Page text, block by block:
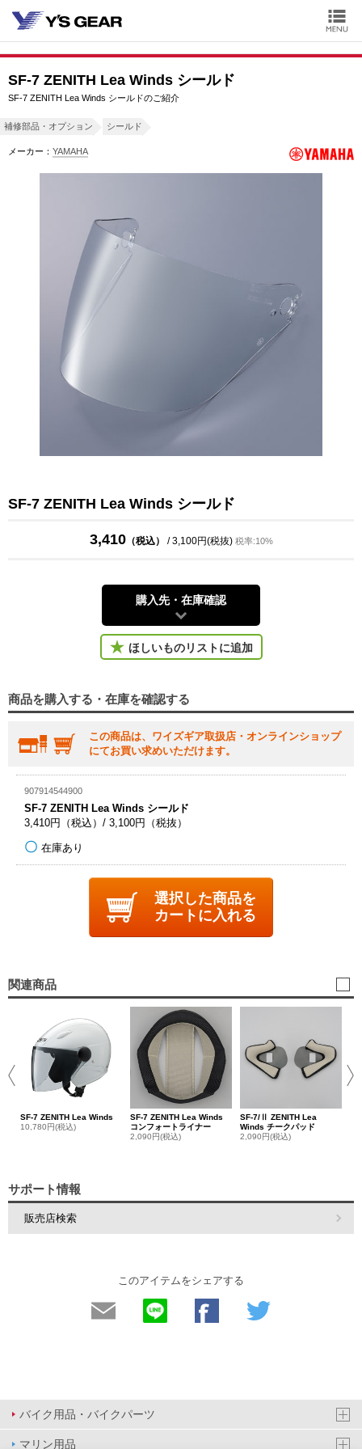
SF-7 ZENITH Lea Winds シールド
SF-7 ZENITH Lea Winds シールドのご紹介
補修部品・オプション シールド
メーカー： YAMAHA
SF-7 ZENITH Lea Winds シールド
3,410（税込） / 3,100円(税抜) 税率:10%
購入先・在庫確認
ほしいものリストに追加
商品を購入する・在庫を確認する
この商品は、ワイズギア取扱店・オンラインショップ
にてお買い求めいただけます。
907914544900
SF-7 ZENITH Lea Winds シールド
3,410円（税込）/ 3,100円（税抜）
在庫あり
選択した商品を
カートに入れる
関連商品
SF-7 ZENITH Lea Winds
10,780円(税込)
SF-7 ZENITH Lea Winds
コンフォートライナー
2,090円(税込)
SF-7/Ⅱ ZENITH Lea
Winds チークパッド
2,090円(税込)
サポート情報
販売店検索
このアイテムをシェアする
バイク用品・バイクパーツ
マリン用品